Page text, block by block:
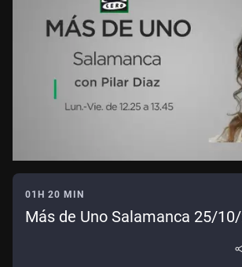
01H 20 MIN
Más de Uno Salamanca 25/